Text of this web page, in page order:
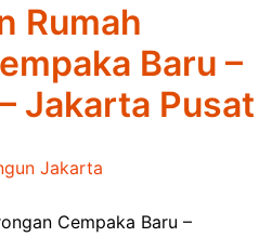
Rumah
Baru –
Jakarta Pusat
Cempaka Baru –